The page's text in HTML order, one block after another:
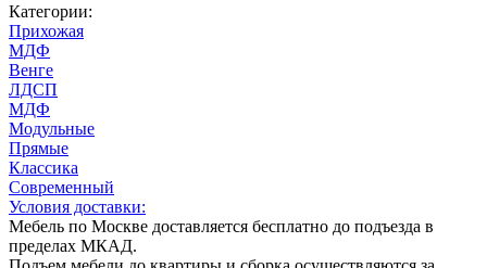
Категории:
Прихожая
МДФ
Венге
ЛДСП
МДФ
Модульные
Прямые
Классика
Современный
Условия доставки:
Мебель по Москве доставляется бесплатно до подъезда в
пределах МКАД.